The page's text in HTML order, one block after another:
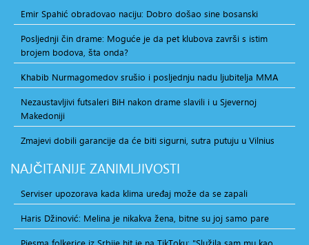
Emir Spahić obradovao naciju: Dobro došao sine bosanski
Posljednji čin drame: Moguće je da pet klubova završi s istim
brojem bodova, šta onda?
Khabib Nurmagomedov srušio i posljednju nadu ljubitelja MMA
Nezaustavljivi futsaleri BiH nakon drame slavili i u Sjevernoj
Makedoniji
Zmajevi dobili garancije da će biti sigurni, sutra putuju u Vilnius
NAJČITANIJE ZANIMLJIVOSTI
Serviser upozorava kada klima uređaj može da se zapali
Haris Džinović: Melina je nikakva žena, bitne su joj samo pare